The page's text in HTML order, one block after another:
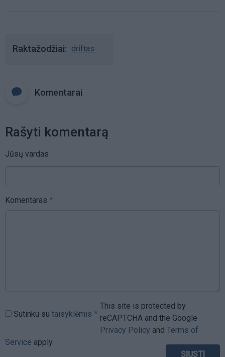
Raktažodžiai driftas
Komentarai
Rašyti komentarą
Jūsų vardas
Komentaras
Sutinku su taisyklėmis
This site is protected by
reCAPTCHA and the Google
Privacy Policy and Terms of
Service apply.